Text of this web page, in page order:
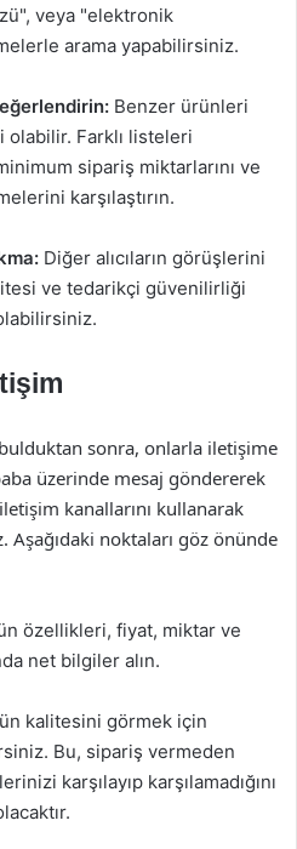
veya "elektronik
arama yapabilirsiniz.
Benzer ürünleri
Farklı listeleri
sipariş miktarlarını ve
karşılaştırın.
Diğer alıcıların görüşlerini
ve tedarikçi güvenilirliği
sonra, onlarla iletişime
üzerinde mesaj göndererek
kanallarını kullanarak
Aşağıdaki noktaları göz önünde
özellikleri, fiyat, miktar ve
net bilgiler alın.
kalitesini görmek için
Bu, sipariş vermeden
karşılayıp karşılamadığını